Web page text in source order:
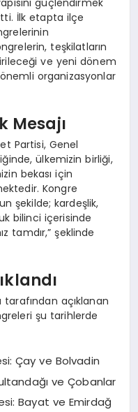
İlk etapta ilçe
teşkilatların
ve yeni dönem
önemli organizasyonlar
Mesajı
Partisi, Genel
ülkemizin birliği,
bekası için
Kongre
şekilde; kardeşlik,
bilinci içerisinde
tamdır,” şeklinde
tarafından açıklanan
şu tarihlerde
Çay ve Bolvadin
ve Çobanlar
Bayat ve Emirdağ